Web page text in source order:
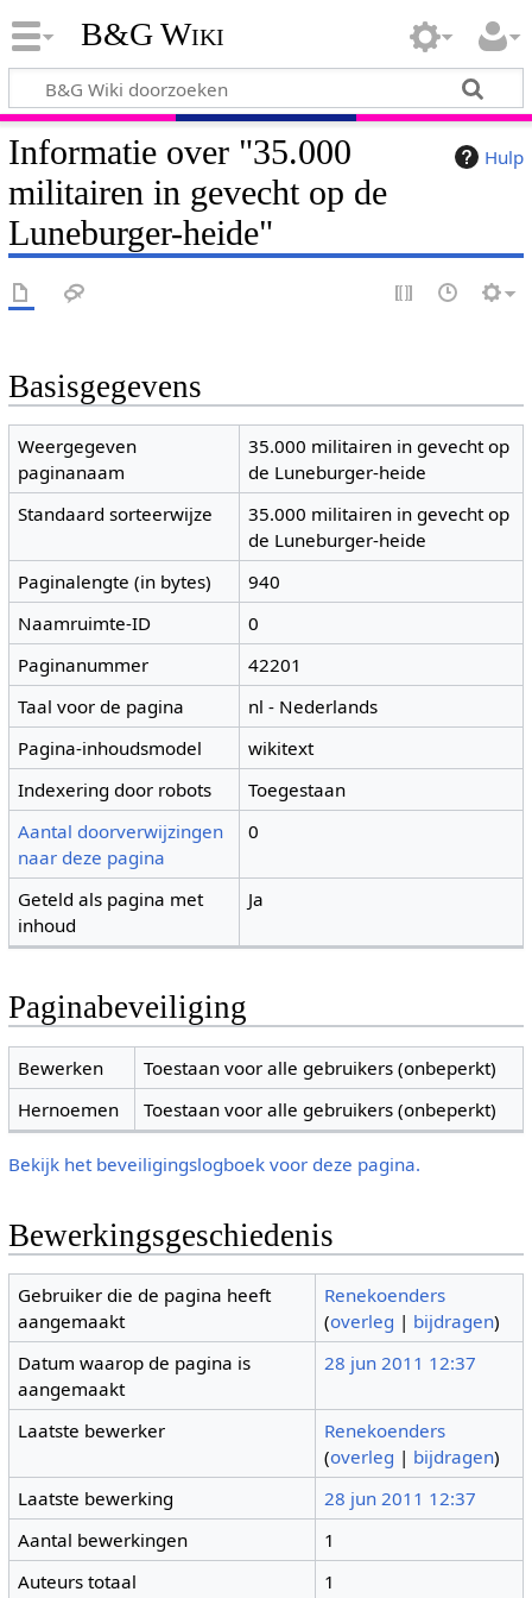
B&G Wiki
Hulp
Informatie over "35.000
militairen in gevecht op de
Luneburger-heide"
Basisgegevens
Weergegeven
paginanaam
35.000 militairen in gevecht op
de Luneburger-heide
Standaard sorteerwijze
35.000 militairen in gevecht op
de Luneburger-heide
Paginalengte (in bytes)
940
Naamruimte-ID
0
Paginanummer
42201
Taal voor de pagina
nl - Nederlands
Pagina-inhoudsmodel
wikitext
Indexering door robots
Toegestaan
Aantal doorverwijzingen
naar deze pagina
0
Geteld als pagina met
inhoud
Ja
Paginabeveiliging
Bewerken
Toestaan voor alle gebruikers (onbeperkt)
Hernoemen
Toestaan voor alle gebruikers (onbeperkt)
Bekijk het beveiligingslogboek voor deze pagina.
Bewerkingsgeschiedenis
Gebruiker die de pagina heeft
aangemaakt
Renekoenders
(overleg | bijdragen)
Datum waarop de pagina is
aangemaakt
28 jun 2011 12:37
Laatste bewerker
Renekoenders
(overleg | bijdragen)
Laatste bewerking
28 jun 2011 12:37
Aantal bewerkingen
1
Auteurs totaal
1